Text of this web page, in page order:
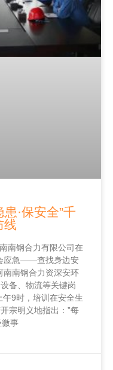
·保安全”千
线
南钢合力有限公司在
应急——查找身边安
南南钢合力资深安环
备、物流等关键岗
9时，培训在安全生
宗明义地指出：”每
微事